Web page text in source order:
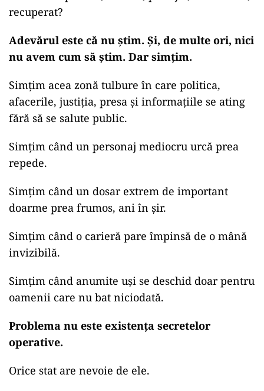
recuperat?
Adevărul este că nu știm. Și, de multe ori, nici
nu avem cum să știm. Dar simțim.
Simțim acea zonă tulbure în care politica,
afacerile, justiția, presa și informațiile se ating
fără să se salute public.
Simțim când un personaj mediocru urcă prea
repede.
Simțim când un dosar extrem de important
doarme prea frumos, ani în șir.
Simțim când o carieră pare împinsă de o mână
invizibilă.
Simțim când anumite uși se deschid doar pentru
oamenii care nu bat niciodată.
Problema nu este existența secretelor
operative.
Orice stat are nevoie de ele.